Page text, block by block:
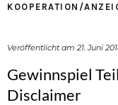
KOOPERATION/
Veröffentlicht am 21. Juni
Gewinnspiel
Disclaimer